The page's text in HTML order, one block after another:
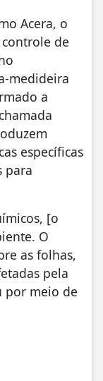
Acera, o
de
medideira
a
específicas
para
[o
O
as folhas,
pela
por meio de